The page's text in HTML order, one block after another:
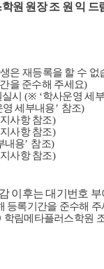
원 원장 조 원 익 드
은 재등록을 할 수 없
을 준수해 주세요)
시 (※ ‘학사운영 세
영 세부내용’ 참조)
사항 참조)
사항 참조)
내용’ 참조)
사항 참조)
이후는 대기번호 부
등록기간을 준수해 주
학림메타플러스학원